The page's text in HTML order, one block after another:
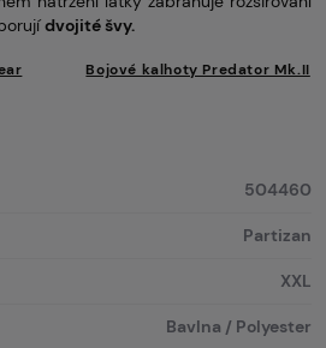
dvojité švy.
Bojové kalhoty Predator Mk.II
504460
Partizan
XXL
Bavlna / Polyester